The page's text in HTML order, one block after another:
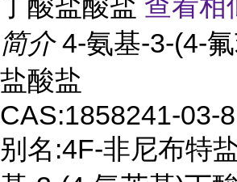
简介 4-氨基-3-(4-
盐酸盐
CAS:1858241-03-8
别名:4F-非尼布特